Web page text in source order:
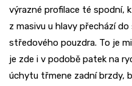
výrazné profilace té spodní,
z masivu u hlavy přechází
středového pouzdra. To je
je zde i v podobě patek na
úchytu třmene zadní brzdy,